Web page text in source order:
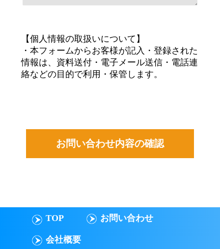
【個人情報の取扱いについて】
・本フォームからお客様が記入・登録された
情報は、資料送付・電子メール送信・電話連
絡などの目的で利用・保管します。
TOP お問い合わせ
会社概要